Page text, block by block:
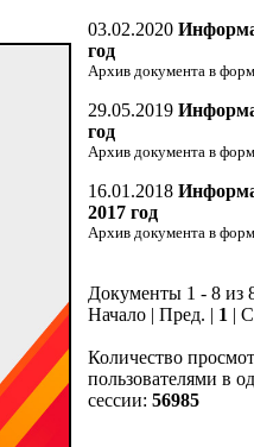
03.02.2020
год
Архив документа в
29.05.2019
год
Архив документа в
16.01.2018
2017 год
Архив документа в
Документы 1 - 8 из
Начало | Пред. | 1 |
Количество
пользователями в
сессии: 56985